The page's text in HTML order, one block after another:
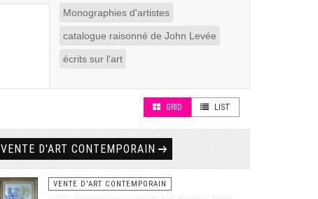
Monographies d'artistes
catalogue raisonné de John Levée
écrits sur l'art
GRID LIST
VENTE D'ART CONTEMPORAIN
VENTE D'ART CONTEMPORAIN